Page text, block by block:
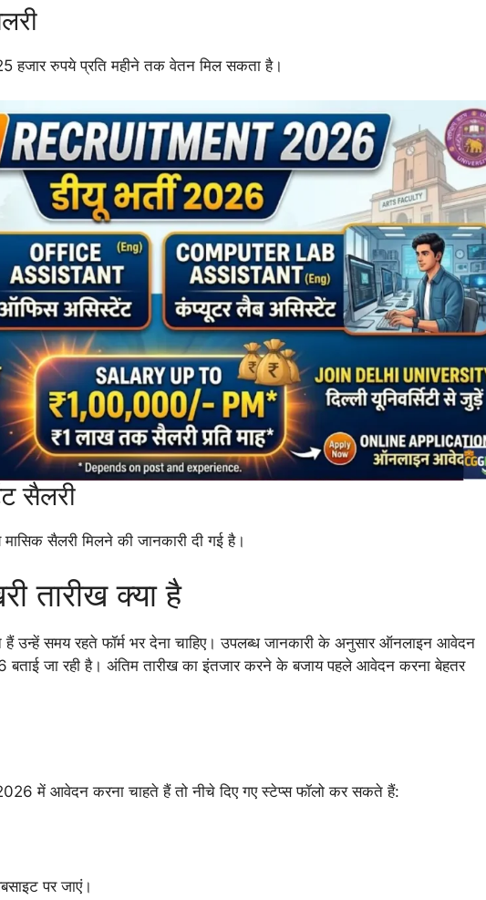
हजार रुपये प्रति महीने तक वेतन मिल सकता है।
सैलरी
सैलरी मिलने की जानकारी दी गई है।
तारीख क्या है
हैं उन्हें समय रहते फॉर्म भर देना चाहिए। उपलब्ध जानकारी के अनुसार ऑनलाइन आवेदन
जा रही है। अंतिम तारीख का इंतजार करने के बजाय पहले आवेदन करना बेहतर
में आवेदन करना चाहते हैं तो नीचे दिए गए स्टेप्स फॉलो कर सकते हैं:
पर जाएं।